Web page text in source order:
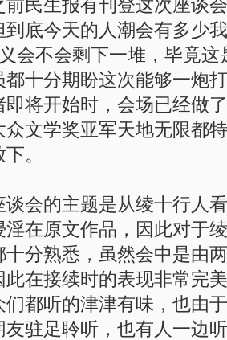
前民生报有刊登这次座谈
到底今天的人潮会有多少
会不会剩下一堆，毕竟
都十分期盼这次能够一炮
即将开始时，会场已经做
众文学奖亚军天地无限都
。
谈会的主题是从绫十行人
淫在原文作品，因此对于
十分熟悉，虽然会中是由
此在接续时的表现非常完
们都听的津津有味，也由
友驻足聆听，也有人一边